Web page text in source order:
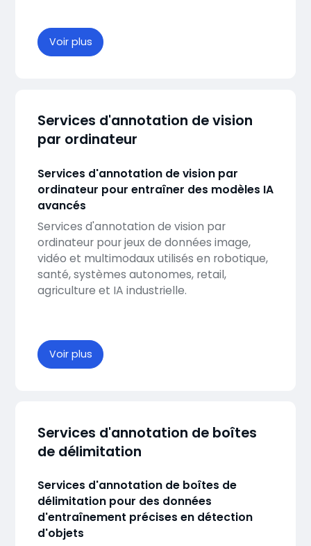
Voir plus
Services d'annotation de vision
par ordinateur
Services d'annotation de vision par
ordinateur pour entraîner des modèles IA
avancés
Services d'annotation de vision par
ordinateur pour jeux de données image,
vidéo et multimodaux utilisés en robotique,
santé, systèmes autonomes, retail,
agriculture et IA industrielle.
Voir plus
Services d'annotation de boîtes
de délimitation
Services d'annotation de boîtes de
délimitation pour des données
d'entraînement précises en détection
d'objets